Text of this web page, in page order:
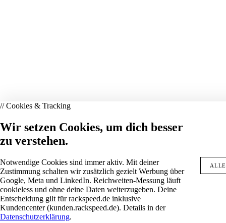
// Cookies & Tracking
Wir setzen Cookies, um dich besser
zu verstehen.
Notwendige Cookies sind immer aktiv. Mit deiner
Zustimmung schalten wir zusätzlich gezielt Werbung über
Google, Meta und LinkedIn. Reichweiten-Messung läuft
cookieless und ohne deine Daten weiterzugeben. Deine
Entscheidung gilt für rackspeed.de inklusive
Kundencenter (kunden.rackspeed.de). Details in der
Datenschutzerklärung.